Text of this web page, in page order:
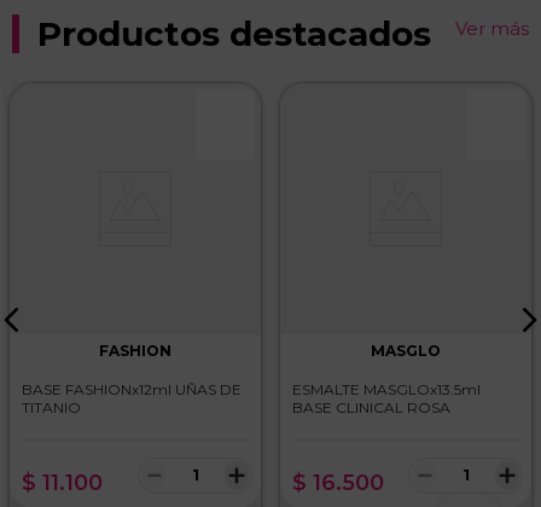
Productos destacados Ver más
FASHION
BASE FASHIONx12ml UÑAS DE
TITANIO
$ 11.100 ＋
－
MASGLO
ESMALTE MASGLOx13.5ml
BASE CLINICAL ROSA
$ 16.500 ＋
－